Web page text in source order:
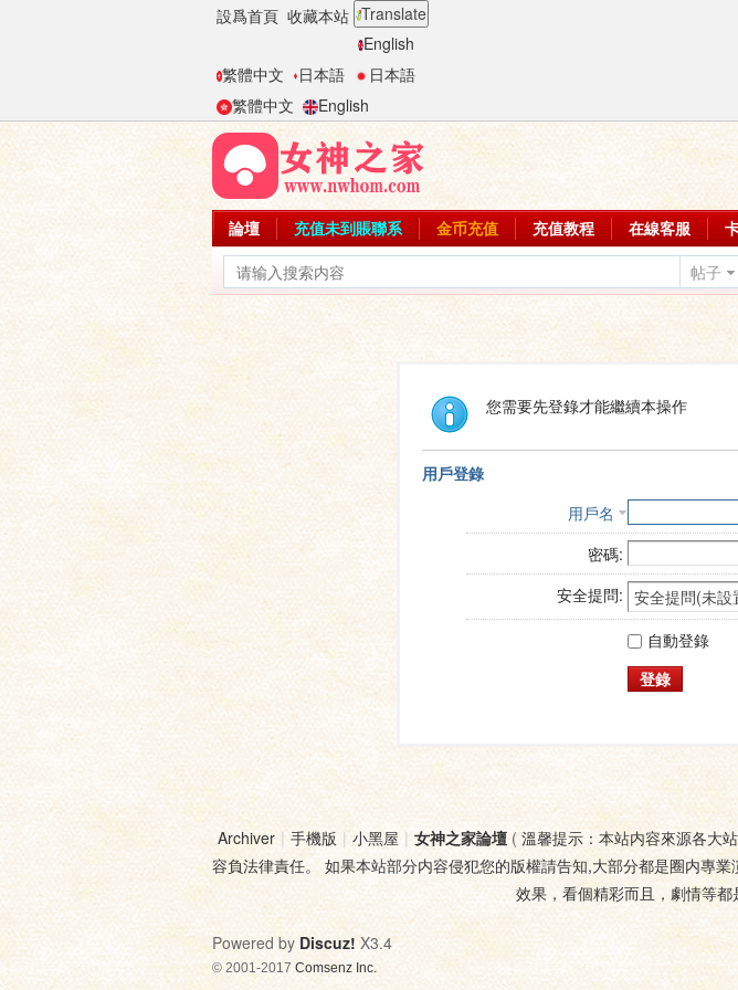
設爲首頁 收藏本站 Translate
English
繁體中文
日本語
日本語
繁體中文
English
論壇 充值未到賬聯系 金币充值 充值教程 在線客服
帖子
您需要先登錄才能繼續本操作
用戶登錄
用戶名
密碼:
安全提問:
自動登錄
登錄
Archiver | 手機版 | 小黑屋 | 女神之家論壇( 溫馨提示：本站内容來源各大
容負法律責任。 如果本站部分内容侵犯您的版權請告知,大部分都是圈内專
效果，看個精彩而且，劇情等
Powered by Discuz! X3.4
© 2001-2017 Comsenz Inc.